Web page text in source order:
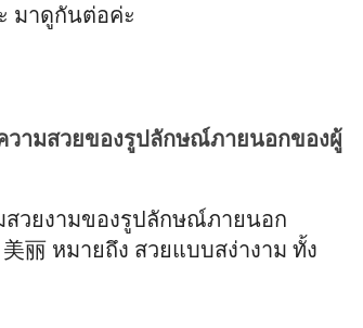
มาดูกันต่อค่ะ
วามสวยของรูปลักษณ์ภายนอกของผู้
สวยงามของรูปลักษณ์ภายนอก
丽 หมายถึง สวยแบบสง่างาม ทั้ง